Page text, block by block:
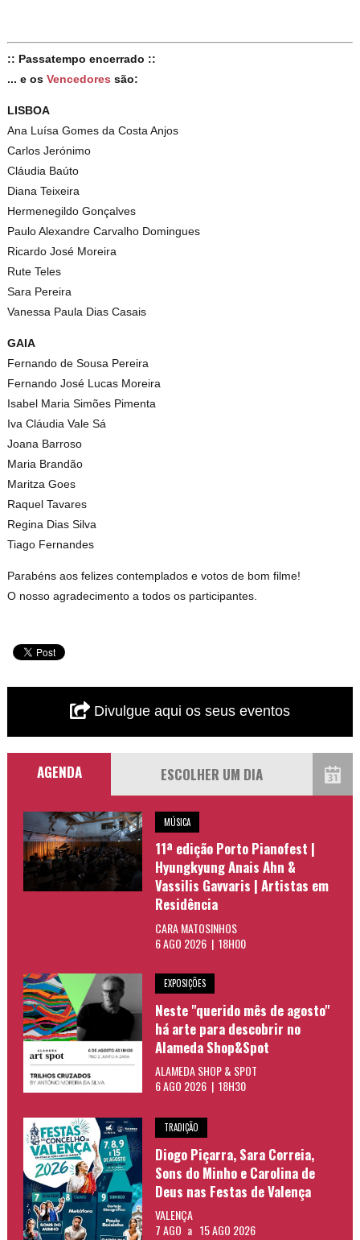
:: Passatempo encerrado ::
... e osVencedores são:
LISBOA
Ana Luísa Gomes da Costa Anjos
Carlos Jerónimo
Cláudia Baúto
Diana Teixeira
Hermenegildo Gonçalves
Paulo Alexandre Carvalho Domingues
Ricardo José Moreira
Rute Teles
Sara Pereira
Vanessa Paula Dias Casais
GAIA
Fernando de Sousa Pereira
Fernando José Lucas Moreira
Isabel Maria Simões Pimenta
Iva Cláudia Vale Sá
Joana Barroso
Maria Brandão
Maritza Goes
Raquel Tavares
Regina Dias Silva
Tiago Fernandes
Parabéns aos felizes contemplados e votos de bom filme!
O nosso agradecimento a todos os participantes.
Divulgue aqui os seus eventos
AGENDA
MÚSICA
11ª edição Porto Pianofest |
Hyungkyung Anais Ahn &
Vassilis Gavvaris | Artistas em
Residência
CARA MATOSINHOS
6 AGO 2026 | 18H00
EXPOSIÇÕES
Neste "querido mês de agosto"
há arte para descobrir no
Alameda Shop&Spot
ALAMEDA SHOP & SPOT
6 AGO 2026 | 18H30
TRADIÇÃO
Diogo Piçarra, Sara Correia,
Sons do Minho e Carolina de
Deus nas Festas de Valença
VALENÇA
7 AGO a 15 AGO 2026